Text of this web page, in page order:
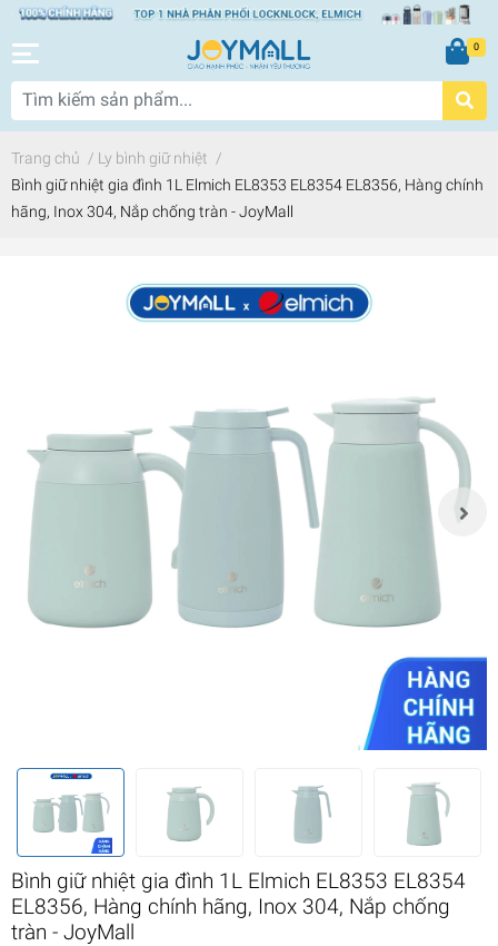
0
Trang chủ / Ly bình giữ nhiệt /
Bình giữ nhiệt gia đình 1L Elmich EL8353 EL8354 EL8356, Hàng chính
hãng, Inox 304, Nắp chống tràn - JoyMall
Bình giữ nhiệt gia đình 1L Elmich EL8353 EL8354
EL8356, Hàng chính hãng, Inox 304, Nắp chống
tràn - JoyMall